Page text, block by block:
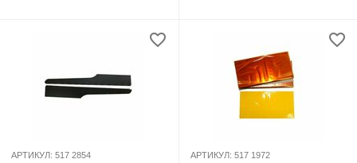
АРТИКУЛ: 517 2854 АРТИКУЛ: 517 1972